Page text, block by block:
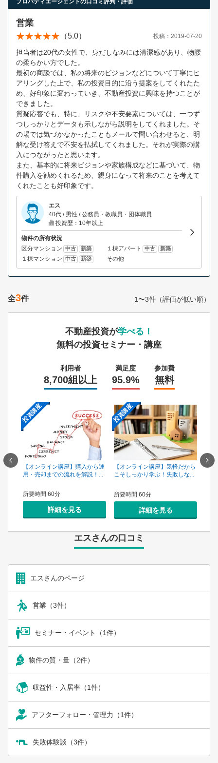
営業
（5.0） 投稿：2019-07-20
担当者は20代の女性で、身だしなみには清潔感があり、物腰
の柔らかい方でした。
最初の商談では、私の将来のビジョンなどについて丁寧にヒ
アリングした上で、私の投資目的に沿う提案をしてくれたた
め、好印象に変わっていき、不動産投資に興味を持つことが
できました。
質疑応答でも、特に、リスクや不安要素については、一つず
つしっかりとデータも示しながら説明をしてくれました。そ
の場では気づかなかったこともメールで問い合わせると、明
解な受け答えで不安を払拭してくれました。それが実際の購
入につながったと思います。
また、基本的に将来ビジョンや家族構成などに基づいて、物
件購入を勧めくれるため、親身になって将来のことを考えて
くれたことも好印象です。
エス
40代 / 男性 / 公務員・教職員・団体職員
投資歴：10年以上
物件の所有状況
区分マンション 中古 新築 １棟アパート 中古 新築
１棟マンション 中古 新築 その他
全3件 1〜3件（評価が低い順）
不動産投資が学べる！
無料の投資セミナー・講座
利用者
8,700組以上
満足度
95.9%
参加費
無料
手は
投資講座
【オンライン講座】購入から運
用・売却までの流れを解説！...
所要時間 60分
詳細を見る
投資講座
【オンライン講座】気軽だから
こそしっかり学ぶ！失敗しな...
所要時間 60分
詳細を見る
【オ
エスさんの口コミ
エスさんのページ
営業（3件）
セミナー・イベント（1件）
物件の質・量（2件）
収益性・入居率（1件）
アフターフォロー・管理力（1件）
失敗体験談（3件）